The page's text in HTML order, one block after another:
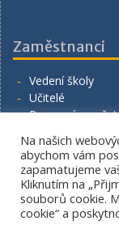
Zaměstnanci
Vedení školy
Učitelé
Provozní
Napište nám
Na našich
abychom vám
zapamatujeme
Kliknutím na
souborů cookie.
cookie“ a